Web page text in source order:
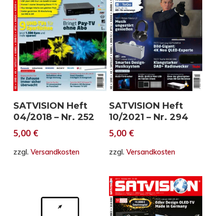
In den Warenkorb
SATVISION Heft
04/2018 – Nr. 252
5,00 €
zzgl. Versandkosten
In den Warenkorb
SATVISION Heft
10/2021 – Nr. 294
5,00 €
zzgl.Versandkosten